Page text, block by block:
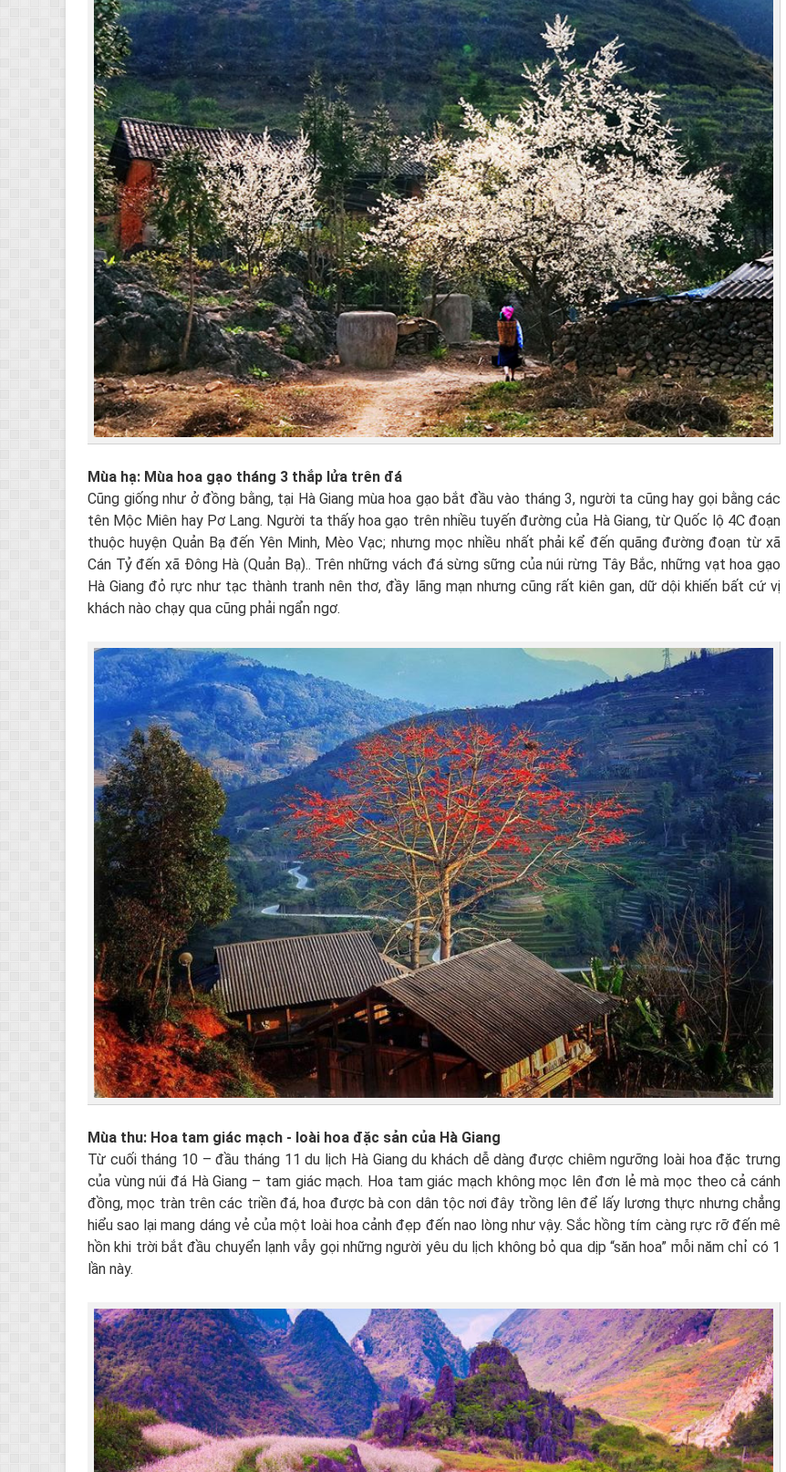
Mùa hạ: Mùa hoa gạo tháng 3 thắp lửa trên đá
Cũng giống như ở đồng bằng, tại Hà Giang mùa hoa gạo bắt đầu vào tháng 3, người ta cũng hay gọi bằng các
tên Mộc Miên hay Pơ Lang. Người ta thấy hoa gạo trên nhiều tuyến đường của Hà Giang, từ Quốc lộ 4C đoạn
thuộc huyện Quản Bạ đến Yên Minh, Mèo Vạc; nhưng mọc nhiều nhất phải kể đến quãng đường đoạn từ xã
Cán Tỷ đến xã Đông Hà (Quản Bạ).. Trên những vách đá sừng sững của núi rừng Tây Bắc, những vạt hoa gạo
Hà Giang đỏ rực như tạc thành tranh nên thơ, đầy lãng mạn nhưng cũng rất kiên gan, dữ dội khiến bất cứ vị
khách nào chạy qua cũng phải ngẩn ngơ.
Mùa thu: Hoa tam giác mạch - loài hoa đặc sản của Hà Giang
Từ cuối tháng 10 – đầu tháng 11 du lịch Hà Giang du khách dễ dàng được chiêm ngưỡng loài hoa đặc trưng
của vùng núi đá Hà Giang – tam giác mạch. Hoa tam giác mạch không mọc lên đơn lẻ mà mọc theo cả cánh
đồng, mọc tràn trên các triền đá, hoa được bà con dân tộc nơi đây trồng lên để lấy lương thực nhưng chẳng
hiểu sao lại mang dáng vẻ của một loài hoa cảnh đẹp đến nao lòng như vậy. Sắc hồng tím càng rực rỡ đến mê
hồn khi trời bắt đầu chuyển lạnh vẫy gọi những người yêu du lịch không bỏ qua dịp “săn hoa” mỗi năm chỉ có 1
lần này.